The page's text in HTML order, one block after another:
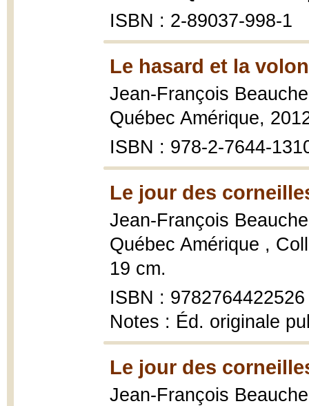
ISBN : 2-89037-998-1
Le hasard et la
Jean-François
Québec Amérique,
ISBN : 978-2-7644-
Le jour des
Jean-François
Québec Amérique ,
19 cm.
ISBN : 9782764422526
Notes : Éd. originale
Le jour des
Jean-François